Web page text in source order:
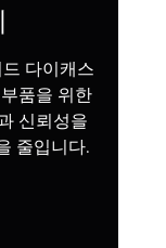
다이캐스
품을 위한
신뢰성을
줄입니다.